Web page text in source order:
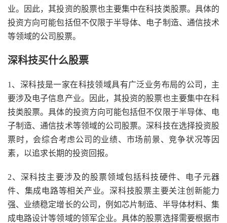
业。因此，其投资的股票也主要集中在科技类股票。具体的
投资方向可能包括但不仅限于半导体、电子制造、通信技术
等领域的公司股票。
深科技买什么股票
1、深科技是一家在科技领域具有广泛业务布局的公司，主
要涉及电子信息产业。因此，其投资的股票也主要集中在科
技类股票。具体的投资方向可能包括但不仅限于半导体、电
子制造、通信技术等领域的公司股票。深科技在选择投资股
票时，会综合考虑公司的业绩、市场前景、竞争状况等因
素，以追求长期的投资回报。
2、深科技主要涉及的股票领域包括科技硬件、电子元器
件、集成电路等相关产业。深科技股票主要关注创新能力
强、业绩稳定增长的公司，例如芯片制造、半导体材料、集
成电路设计等领域的领军企业。具体的股票选择需要根据市